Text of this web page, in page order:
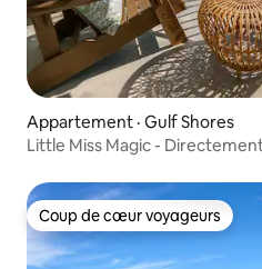
Appartement · Gulf Shores
Little Miss Magic -
Coup de cœur voyageurs
Coup de cœur voyageurs